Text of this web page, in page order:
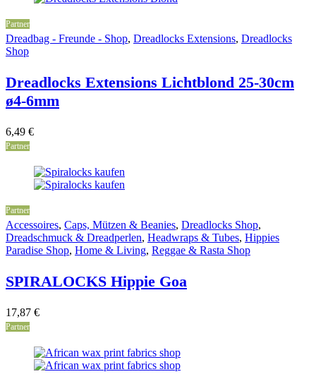
Partner
Dreadbag - Freunde - Shop, Dreadlocks Extensions, Dreadlocks
Shop
Dreadlocks Extensions Lichtblond 25-30cm
ø4-6mm
6,49 €
Partner
Partner
Accessoires, Caps, Mützen & Beanies, Dreadlocks Shop,
Dreadschmuck & Dreadperlen, Headwraps & Tubes, Hippies
Paradise Shop, Home & Living, Reggae & Rasta Shop
SPIRALOCKS Hippie Goa
17,87 €
Partner